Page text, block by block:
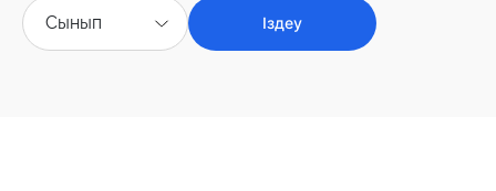
Сынып Іздеу